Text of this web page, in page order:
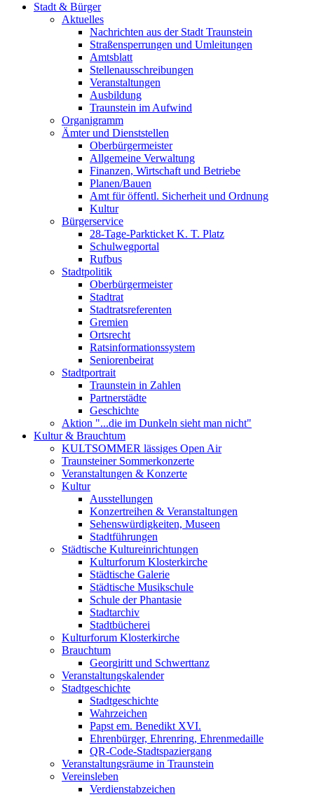
Stadt & Bürger
Aktuelles
Nachrichten aus der Stadt Traunstein
Straßensperrungen und Umleitungen
Amtsblatt
Stellenausschreibungen
Veranstaltungen
Ausbildung
Traunstein im Aufwind
Organigramm
Ämter und Dienststellen
Oberbürgermeister
Allgemeine Verwaltung
Finanzen, Wirtschaft und Betriebe
Planen/Bauen
Amt für öffentl. Sicherheit und Ordnung
Kultur
Bürgerservice
28-Tage-Parkticket K. T. Platz
Schulwegportal
Rufbus
Stadtpolitik
Oberbürgermeister
Stadtrat
Stadtratsreferenten
Gremien
Ortsrecht
Ratsinformationssystem
Seniorenbeirat
Stadtportrait
Traunstein in Zahlen
Partnerstädte
Geschichte
Aktion "...die im Dunkeln sieht man nicht"
Kultur & Brauchtum
KULTSOMMER lässiges Open Air
Traunsteiner Sommerkonzerte
Veranstaltungen & Konzerte
Kultur
Ausstellungen
Konzertreihen & Veranstaltungen
Sehenswürdigkeiten, Museen
Stadtführungen
Städtische Kultureinrichtungen
Kulturforum Klosterkirche
Städtische Galerie
Städtische Musikschule
Schule der Phantasie
Stadtarchiv
Stadtbücherei
Kulturforum Klosterkirche
Brauchtum
Georgiritt und Schwerttanz
Veranstaltungskalender
Stadtgeschichte
Stadtgeschichte
Wahrzeichen
Papst em. Benedikt XVI.
Ehrenbürger, Ehrenring, Ehrenmedaille
QR-Code-Stadtspaziergang
Veranstaltungsräume in Traunstein
Vereinsleben
Verdienstabzeichen